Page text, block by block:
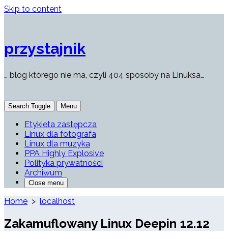
Skip to content
przystajnik
… blog którego nie ma, czyli 404 sposoby na Linuksa…
Search Toggle Menu
Etykieta zastępcza
Linux dla fotografa
Linux dla muzyka
PPA Highly Explosive
Polityka prywatności
Archiwum
Close menu
Home > localhost
Zakamuflowany Linux Deepin 12.12